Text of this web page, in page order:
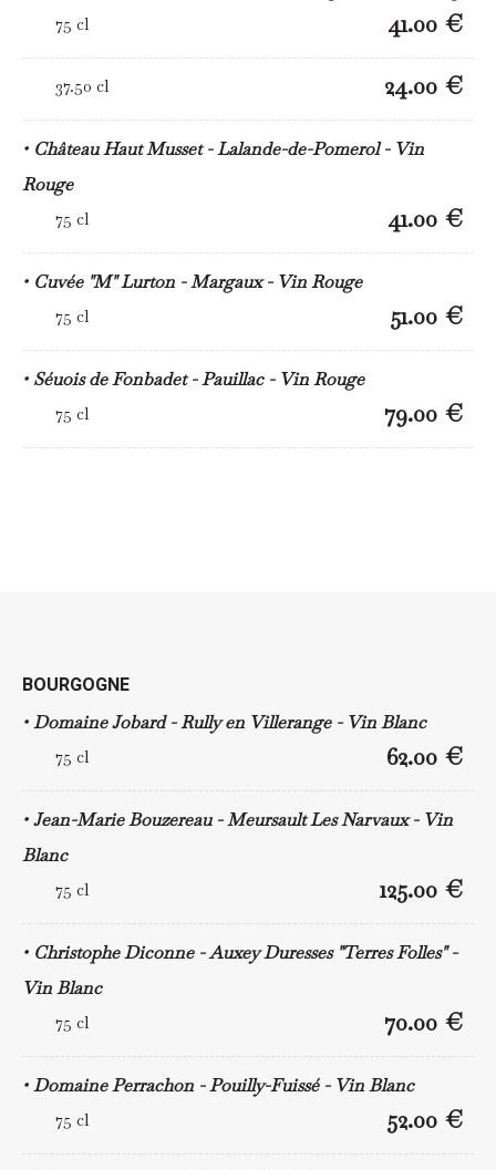
75 cl 41.00 €
37.50 cl 24.00 €
Château Haut Musset - Lalande-de-Pomerol - Vin
Rouge
75 cl 41.00 €
Cuvée "M" Lurton - Margaux - Vin Rouge
75 cl 51.00 €
Séuois de Fonbadet - Pauillac - Vin Rouge
75 cl 79.00 €
BOURGOGNE
Domaine Jobard - Rully en Villerange - Vin Blanc
75 cl 62.00 €
Jean-Marie Bouzereau - Meursault Les Narvaux - Vin
Blanc
75 cl 125.00 €
Christophe Diconne - Auxey Duresses "Terres Folles" -
Vin Blanc
75 cl 70.00 €
Domaine Perrachon - Pouilly-Fuissé - Vin Blanc
75 cl 52.00 €